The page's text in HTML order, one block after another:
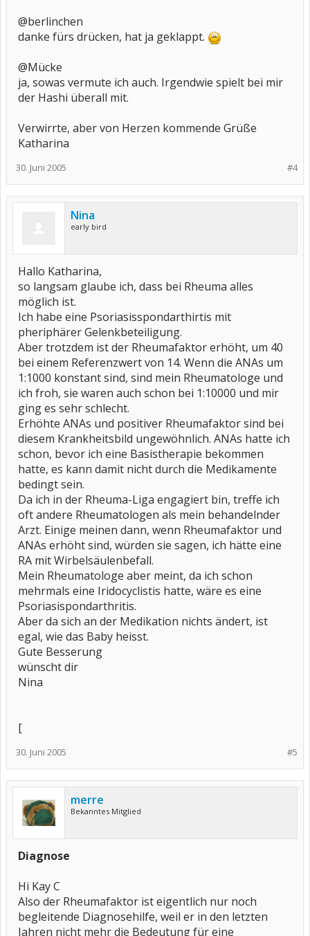
@berlinchen
danke fürs drücken, hat ja geklappt.
@Mücke
ja, sowas vermute ich auch. Irgendwie spielt bei mir
der Hashi überall mit.
Verwirrte, aber von Herzen kommende Grüße
Katharina
#4
30. Juni 2005
Nina
early bird
Hallo Katharina,
so langsam glaube ich, dass bei Rheuma alles
möglich ist.
Ich habe eine Psoriasisspondarthirtis mit
pheriphärer Gelenkbeteiligung.
Aber trotzdem ist der Rheumafaktor erhöht, um 40
bei einem Referenzwert von 14. Wenn die ANAs um
1:1000 konstant sind, sind mein Rheumatologe und
ich froh, sie waren auch schon bei 1:10000 und mir
ging es sehr schlecht.
Erhöhte ANAs und positiver Rheumafaktor sind bei
diesem Krankheitsbild ungewöhnlich. ANAs hatte ich
schon, bevor ich eine Basistherapie bekommen
hatte, es kann damit nicht durch die Medikamente
bedingt sein.
Da ich in der Rheuma-Liga engagiert bin, treffe ich
oft andere Rheumatologen als mein behandelnder
Arzt. Einige meinen dann, wenn Rheumafaktor und
ANAs erhöht sind, würden sie sagen, ich hätte eine
RA mit Wirbelsäulenbefall.
Mein Rheumatologe aber meint, da ich schon
mehrmals eine Iridocyclistis hatte, wäre es eine
Psoriasispondarthritis.
Aber da sich an der Medikation nichts ändert, ist
egal, wie das Baby heisst.
Gute Besserung
wünscht dir
Nina
[
#5
30. Juni 2005
merre
Bekanntes Mitglied
Diagnose
Hi Kay C
Also der Rheumafaktor ist eigentlich nur noch
begleitende Diagnosehilfe, weil er in den letzten
Jahren nicht mehr die Bedeutung für eine